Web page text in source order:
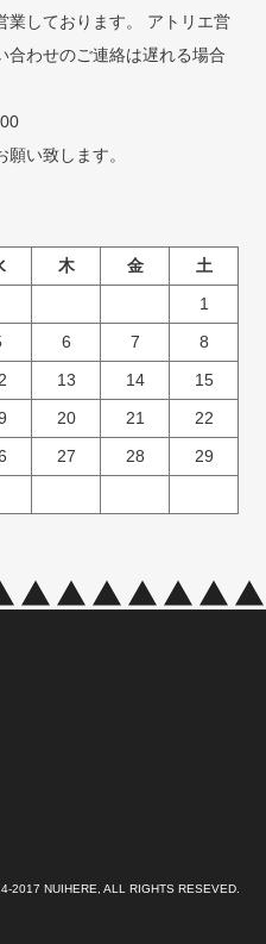
業しております。 アトリエ営
合わせのご連絡は遅れる場合
い致します。
木 金
土
1
6 7
8
13 14
15
20 21
22
27 28
29
2017 NUIHERE, ALL RIGHTS RESEVED.